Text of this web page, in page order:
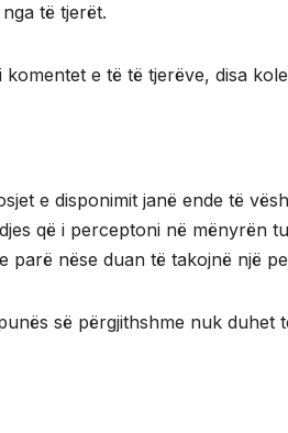
të tjerët.
komentet e të të tjerëve, disa
e disponimit janë ende të
që i perceptoni në mënyrën
parë nëse duan të takojnë një
së përgjithshme nuk duhet